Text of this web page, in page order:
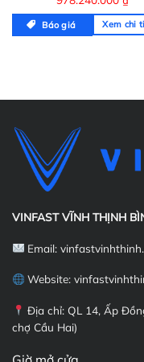
gốc
1.019.000.000 ₫.
hiện
tại
là:
Báo giá Xem chi
VINFAST VĨNH THỊNH
Email:
Website:
Địa chỉ: QL 14, Ấp
chợ Cầu Hai)